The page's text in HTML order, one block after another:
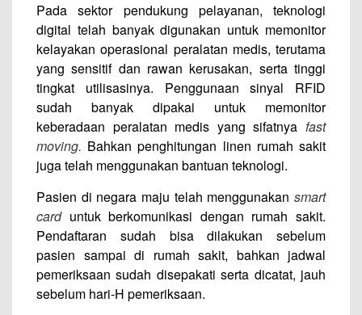
Pada sektor pendukung pelayanan, teknologi
digital telah banyak digunakan untuk memonitor
kelayakan operasional peralatan medis, terutama
yang sensitif dan rawan kerusakan, serta tinggi
tingkat utilisasinya. Penggunaan sinyal RFID
sudah banyak dipakai untuk memonitor
keberadaan peralatan medis yang sifatnya fast
moving. Bahkan penghitungan linen rumah sakit
juga telah menggunakan bantuan teknologi.
Pasien di negara maju telah menggunakan smart
carduntuk berkomunikasi dengan rumah sakit.
Pendaftaran sudah bisa dilakukan sebelum
pasien sampai di rumah sakit, bahkan jadwal
pemeriksaan sudah disepakati serta dicatat, jauh
sebelum hari-H pemeriksaan.